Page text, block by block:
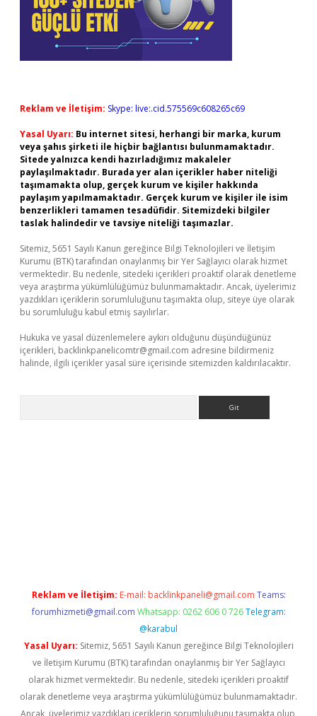
Reklam ve İletişim: Skype: live:.cid.575569c608265c69
Yasal Uyarı: Bu internet sitesi, herhangi bir marka, kurum
veya şahıs şirketi ile hiçbir bağlantısı bulunmamaktadır.
Sitede yalnızca kendi hazırladığımız makaleler
paylaşılmaktadır. Burada yer alan içerikler haber niteliği
taşımamakta olup, gerçek kurum ve kişiler hakkında
paylaşım yapılmamaktadır. Gerçek kurum ve kişiler ile isim
benzerlikleri tamamen tesadüfidir. Sitemizdeki bilgiler
taslak halindedir ve tavsiye niteliği taşımazlar.
Sitemiz, 5651 Sayılı Kanun gereğince Bilgi Teknolojileri ve İletişim
Kurumu (BTK) tarafından onaylanmış bir Yer Sağlayıcı olarak hizmet
vermektedir. Bu nedenle, sitedeki içerikleri proaktif olarak denetleme
veya araştırma yükümlülüğümüz bulunmamaktadır. Ancak, üyelerimiz
yazdıkları içeriklerin sorumluluğunu taşımakta olup, siteye üye olarak
bu sorumluluğu kabul etmiş sayılırlar.
Hukuka ve yasal düzenlemelere aykırı olduğunu düşündüğünüz
içerikleri, backlinkpanelicomtr@gmail.com adresine bildirmeniz
halinde, ilgili içerikler yasal süre içerisinde sitemizden kaldırılacaktır.
Reklam ve İletişim: E-mail: backlinkpaneli@gmail.com Teams:
forumhizmeti@gmail.com Whatsapp: 0262 606 0 726 Telegram:
@karabul
Yasal Uyarı: Sitemiz, 5651 Sayılı Kanun gereğince Bilgi Teknolojileri
ve İletişim Kurumu (BTK) tarafından onaylanmış bir Yer Sağlayıcı
olarak hizmet vermektedir. Bu nedenle, sitedeki içerikleri proaktif
olarak denetleme veya araştırma yükümlülüğümüz bulunmamaktadır.
Ancak, üyelerimiz yazdıkları içeriklerin sorumluluğunu taşımakta olup,